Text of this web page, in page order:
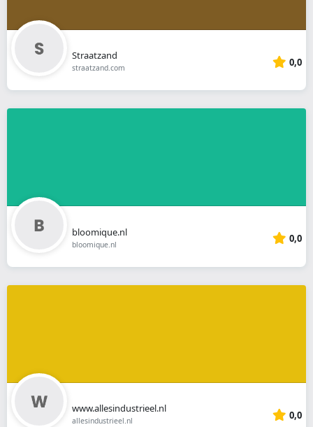
Straatzand
straatzand.com 0,0
bloomique.nl
bloomique.nl 0,0
www.allesindustrieel.nl
allesindustrieel.nl 0,0